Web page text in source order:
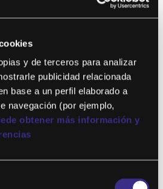
y de terceros para analizar
publicidad relacionada
base a un perfil elaborado a
navegación (por ejemplo,
obtener más información y
53
!! solo miembros.Únete ahora